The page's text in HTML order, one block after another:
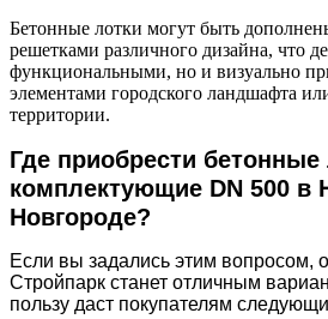
Бетонные лотки могут быть
решетками различного дизайна, что
функциональными, но и визуально
элементами городского ландшафта
территории.
Где приобрести бетонные
комплектующие DN 500 в
Новгороде?
Если вы задались этим вопросом,
Стройпарк станет отличным
пользу даст покупателям